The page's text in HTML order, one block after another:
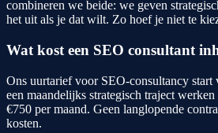
combineren we beide: we geven
het uit als je dat wilt. Zo hoef je niet te
Wat kost een SEO consultant
Ons uurtarief voor SEO-consultancy start
een maandelijks strategisch traject
€750 per maand. Geen langlopende
kosten.